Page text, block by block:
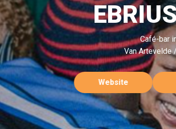
Café-bar
Van Artevelde
Website